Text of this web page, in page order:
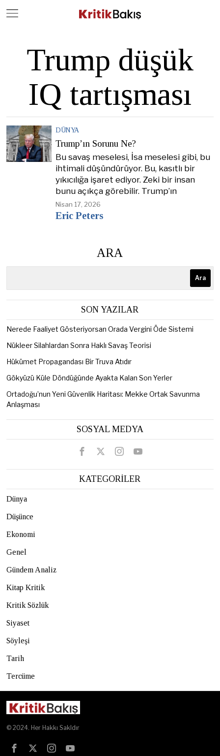
Trump düşük
IQ tartışması
DÜNYA
Trump’ın Sorunu Ne?
Bu savaş meselesi, İsa meselesi gibi, bu
ihtimali düşündürüyor. Bu, kasıtlı bir
yıkıcılığa işaret ediyor. Zeki bir insan
bunu açıkça görebilir. Trump’ın
Nisan 17, 2026
Eric Peters
ARA
Ara
SON YAZILAR
Nerede Faaliyet Gösteriyorsan Orada Vergini Öde Sistemi
Nükleer Silahlardan Sonra Haklı Savaş Teorisi
Hükümet Propagandası Bir Truva Atıdır
Gökyüzü Küle Döndüğünde Ayakta Kalan Son Yerler
Ortadoğu’nun Yeni Güvenlik Haritası: Mekke Ortak Savunma
Anlaşması
SOSYAL MEDYA
KATEGORİLER
Dünya
Düşünce
Ekonomi
Genel
Gündem Analiz
Kitap Kritik
Kritik Sözlük
Siyaset
Söyleşi
Tarih
Tercüme
© 2024. Her Hakkı Sakldır